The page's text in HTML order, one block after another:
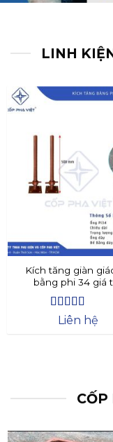
LINH
Kích tăng giàn
bằng phi 34 giá
Được xếp
5
Liên hệ
CỐP